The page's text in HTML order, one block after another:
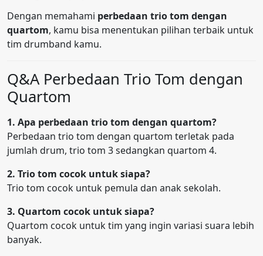
Dengan memahami perbedaan trio tom dengan
quartom, kamu bisa menentukan pilihan terbaik untuk
tim drumband kamu.
Q&A Perbedaan Trio Tom dengan
Quartom
1. Apa perbedaan trio tom dengan quartom?
Perbedaan trio tom dengan quartom terletak pada
jumlah drum, trio tom 3 sedangkan quartom 4.
2. Trio tom cocok untuk siapa?
Trio tom cocok untuk pemula dan anak sekolah.
3. Quartom cocok untuk siapa?
Quartom cocok untuk tim yang ingin variasi suara lebih
banyak.